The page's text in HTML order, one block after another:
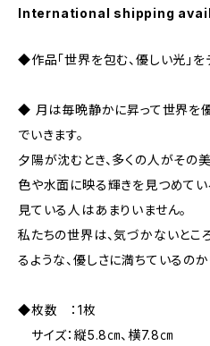
International shipping
◆作品「世界を包む、優しい光」を
◆ 月は毎晩静かに昇って世界を
でいきます。
夕陽が沈むとき、多くの人がその
色や水面に映る輝きを見つめてい
見ている人はあまりいません。
私たちの世界は、気づかないとこ
るような、優しさに満ちているのか
◆枚数 ：1枚
サイズ：縦5.8㎝、横7.8㎝